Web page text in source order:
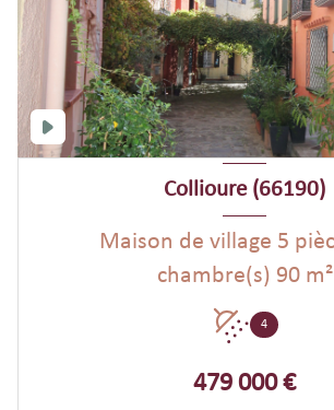
Collioure (66190)
Maison de village 5 pièce(s) 1
chambre(s) 90 m²
4
479 000 €